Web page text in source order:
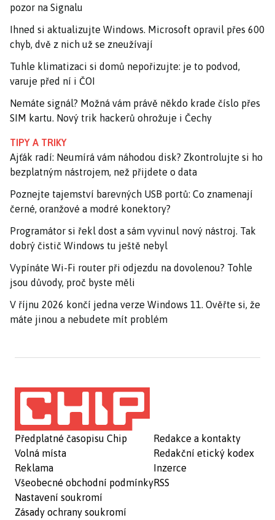
pozor na Signalu
Ihned si aktualizujte Windows. Microsoft opravil přes 600
chyb, dvě z nich už se zneužívají
Tuhle klimatizaci si domů nepořizujte: je to podvod,
varuje před ní i ČOI
Nemáte signál? Možná vám právě někdo krade číslo přes
SIM kartu. Nový trik hackerů ohrožuje i Čechy
TIPY A TRIKY
Ajťák radí: Neumírá vám náhodou disk? Zkontrolujte si ho
bezplatným nástrojem, než přijdete o data
Poznejte tajemství barevných USB portů: Co znamenají
černé, oranžové a modré konektory?
Programátor si řekl dost a sám vyvinul nový nástroj. Tak
dobrý čistič Windows tu ještě nebyl
Vypínáte Wi-Fi router při odjezdu na dovolenou? Tohle
jsou důvody, proč byste měli
V říjnu 2026 končí jedna verze Windows 11. Ověřte si, že
máte jinou a nebudete mít problém
Předplatné časopisu Chip
Volná místa
Reklama
Všeobecné obchodní podmínky
Nastavení soukromí
Zásady ochrany soukromí
Redakce a kontakty
Redakční etický kodex
Inzerce
RSS